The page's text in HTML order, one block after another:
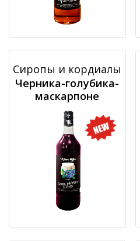
Сиропы и кордиалы
Черника-голубика-
маскарпоне